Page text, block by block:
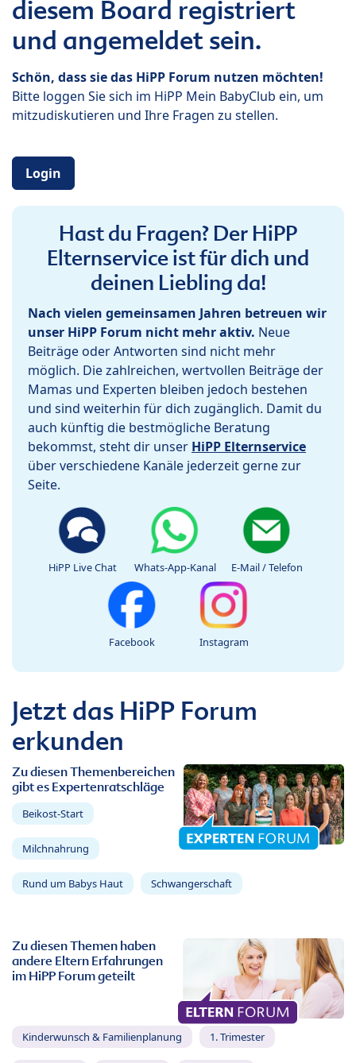
diesem Board registriert
und angemeldet sein.
Schön, dass sie das HiPP Forum nutzen möchten!
Bitte loggen Sie sich im HiPP Mein BabyClub ein, um
mitzudiskutieren und Ihre Fragen zu stellen.
Login
Hast du Fragen? Der HiPP
Elternservice ist für dich und
deinen Liebling da!
Nach vielen gemeinsamen Jahren betreuen wir
unser HiPP Forum nicht mehr aktiv. Neue
Beiträge oder Antworten sind nicht mehr
möglich. Die zahlreichen, wertvollen Beiträge der
Mamas und Experten bleiben jedoch bestehen
und sind weiterhin für dich zugänglich. Damit du
auch künftig die bestmögliche Beratung
bekommst, steht dir unser HiPP Elternservice
über verschiedene Kanäle jederzeit gerne zur
Seite.
HiPP Live Chat Whats-App-Kanal E-Mail / Telefon
Facebook Instagram
Jetzt das HiPP Forum
erkunden
Zu diesen Themenbereichen
gibt es Expertenratschläge
Beikost-Start
Milchnahrung
Rund um Babys Haut Schwangerschaft
Zu diesen Themen haben
andere Eltern Erfahrungen
im HiPP Forum geteilt
Kinderwunsch & Familienplanung 1. Trimester